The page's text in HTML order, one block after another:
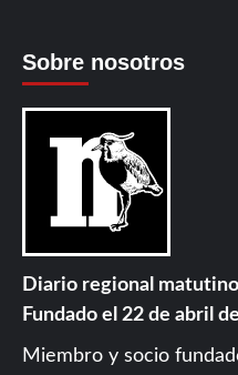
Sobre nosotros
Diario regional
Fundado el 22 de abril
Miembro y socio